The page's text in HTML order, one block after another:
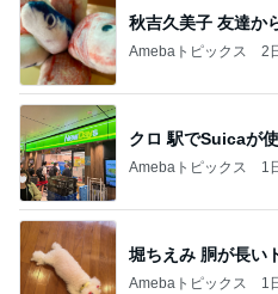
秋吉久美子 友達か
Amebaトピックス 2
クロ 駅でSuicaが
Amebaトピックス 1
堀ちえみ 胴が長い
Amebaトピックス 1